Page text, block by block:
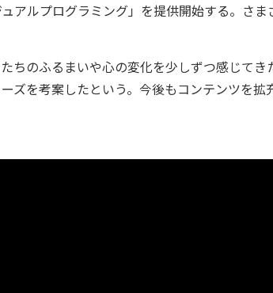
アルプログラミング」を提供開始する。さ
ちのふるまいや心の変化を少しずつ感じて
ズを考案したという。今後もコンテンツを拡